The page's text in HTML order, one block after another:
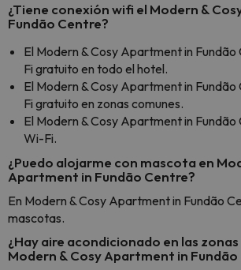
¿Tiene conexión wifi el Modern &
Fundão Centre?
El Modern & Cosy Apartment in
Fi gratuito en todo el hotel.
El Modern & Cosy Apartment in
Fi gratuito en zonas comunes.
El Modern & Cosy Apartment in Fundão
Wi-Fi.
¿Puedo alojarme con mascota en
Apartment in Fundão Centre?
En Modern & Cosy Apartment in Fundão
mascotas.
¿Hay aire acondicionado en las
Modern & Cosy Apartment in